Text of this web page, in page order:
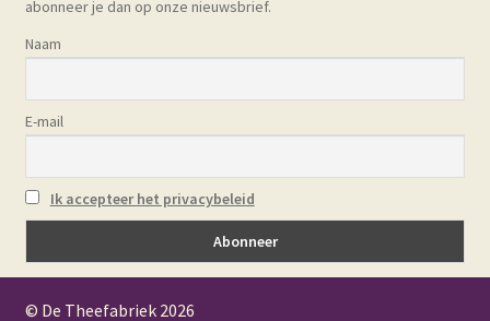
abonneer je dan op onze nieuwsbrief.
Naam
E-mail
Ik accepteer het privacybeleid
© De Theefabriek 2026